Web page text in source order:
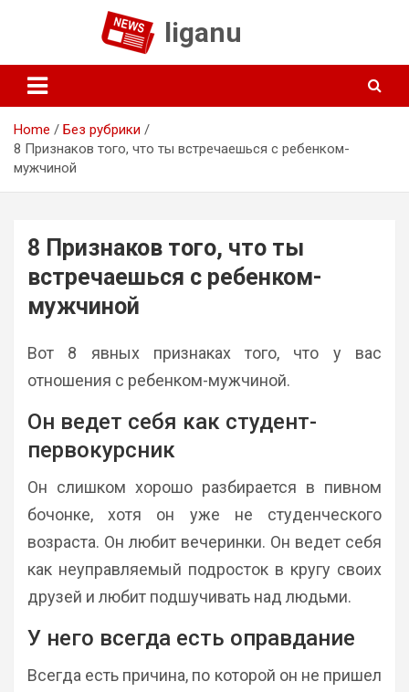
liganu
Home
Без рубрики
8 Признаков того, что ты встречаешься с ребенком-
мужчиной
8 Признаков того, что ты
встречаешься с ребенком-
мужчиной
Вот 8 явных признаках того, что у вас
отношения с ребенком-мужчиной.
Он ведет себя как студент-
первокурсник
Он слишком хорошо разбирается в пивном
бочонке, хотя он уже не студенческого
возраста. Он любит вечеринки. Он ведет себя
как неуправляемый подросток в кругу своих
друзей и любит подшучивать над людьми.
У него всегда есть оправдание
Всегда есть причина, по которой он не пришел